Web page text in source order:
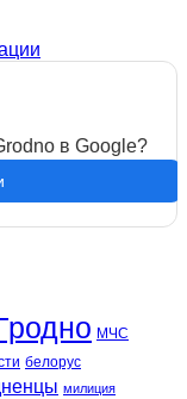
в Google?
МЧС
белорус
милиция